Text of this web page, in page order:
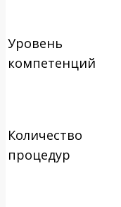
Уровень
компетенций
Количество
процедур